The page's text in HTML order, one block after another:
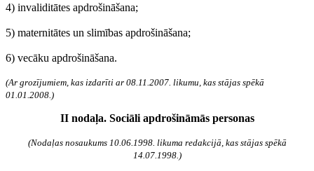
4) invaliditātes apdrošināšana;
5) maternitātes un slimības apdrošināšana;
6) vecāku apdrošināšana.
(Ar grozījumiem, kas izdarīti ar 08.11.2007. likumu, kas stājas spēkā
01.01.2008.)
II nodaļa. Sociāli apdrošināmās personas
(Nodaļas nosaukums 10.06.1998. likuma redakcijā, kas stājas spēkā
14.07.1998.)